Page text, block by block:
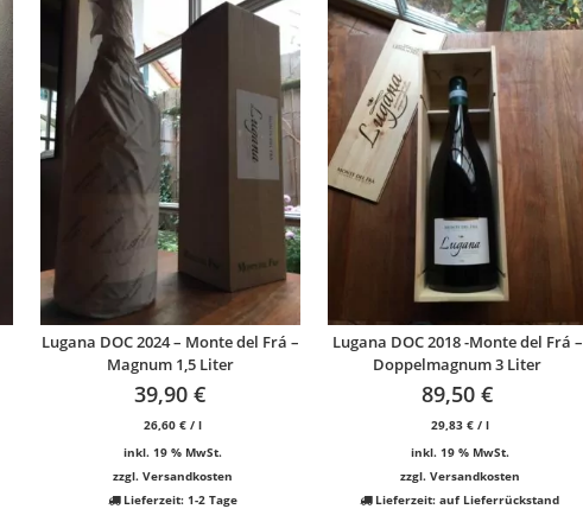
Lugana DOC 2024 – Monte del Frá –
Magnum 1,5 Liter
39,90€
26,60 €/ l
inkl. 19 % MwSt.
zzgl. Versandkosten
Lieferzeit: 1-2 Tage
Lugana DOC 2018 -Monte del Frá –
Doppelmagnum 3 Liter
89,50€
29,83 €/ l
inkl. 19 % MwSt.
zzgl. Versandkosten
Lieferzeit:auf Lieferrückstand